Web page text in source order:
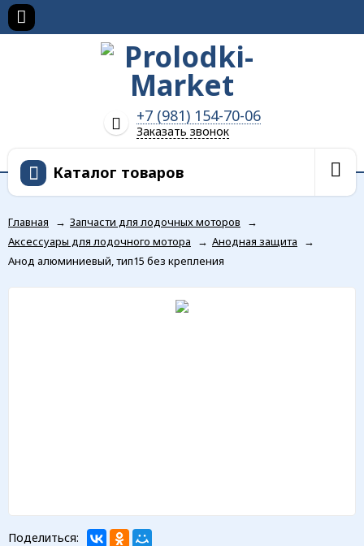
+7 (981) 154-70-06
Заказать звонок
Каталог товаров
Главная → Запчасти для лодочных моторов
→
Аксессуары для лодочного мотора
→ Анодная защита
→
Анод алюминиевый, тип15 без крепления
Поделиться: